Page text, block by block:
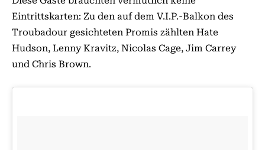
Eintrittskarten: Zu den auf dem V.I.P.-Balkon des
Troubadour gesichteten Promis zählten Hate
Hudson, Lenny Kravitz, Nicolas Cage, Jim Carrey
und Chris Brown.